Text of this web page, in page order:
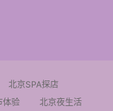
北京SPA探店
体验 北京夜生活